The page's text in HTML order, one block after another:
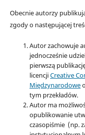
Obecnie autorzy
zgody o następującej
Autor zachowuje
jednocześnie
pierwszą
licencjiCreative
Międzynarodowe
tym przekładów.
Autor ma
opublikowanie
czasopiśmie (np.